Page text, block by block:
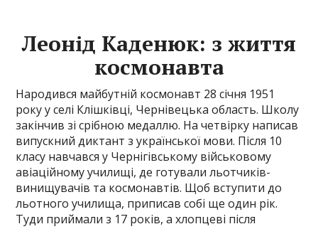
Леонід Каденюк: з життя
космонавта
Народився майбутній космонавт 28 січня 1951
року у селі Клішківці, Чернівецька область. Школу
закінчив зі срібною медаллю. На четвірку написав
випускний диктант з української мови. Після 10
класу навчався у Чернігівському військовому
авіаційному училищі, де готували льотчиків-
винищувачів та космонавтів. Щоб вступити до
льотного училища, приписав собі ще один рік.
Туди приймали з 17 років, а хлопцеві після